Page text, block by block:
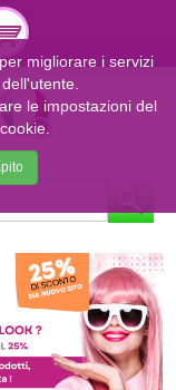
migliorare i servizi
le impostazioni del